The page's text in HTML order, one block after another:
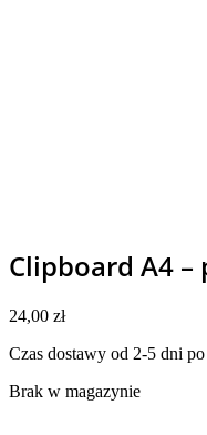
Clipboard A4
24,00 zł
Czas dostawy od 2-5 dni
Brak w magazynie